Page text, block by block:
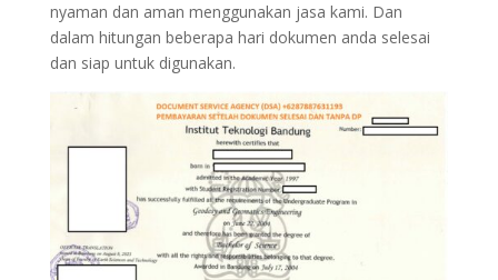
nyaman dan aman menggunakan jasa kami. Dan
dalam hitungan beberapa hari dokumen anda selesai
dan siap untuk digunakan.